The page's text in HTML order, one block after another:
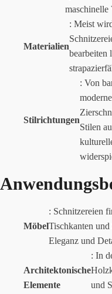
maschinelle
Materialien
: Meist
bearbeiten
Stilrichtungen
: Von
Stilen
Möbel
: Schnitzereien
Tischkanten
Eleganz und
Architektonische
Elemente
: In
und